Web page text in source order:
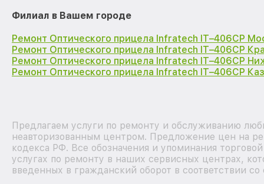
Филиал в Вашем городе
Ремонт Оптического прицела Infratech IT–406СP
Ремонт Оптического прицела Infratech IT–406СP
Ремонт Оптического прицела Infratech IT–406СP
Ремонт Оптического прицела Infratech IT–406СP
Предлагаем услуги по ремонту и обслуживанию
неавторизованным центром. Предложение цен на
кодекса РФ. Все обозначения и упоминания
услугах по ремонту в наших сервисных центрах,
введенных в гражданский оборот в соответствии